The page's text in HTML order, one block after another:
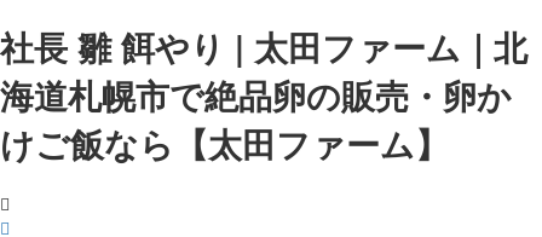
社長 雛 餌やり | 太田ファーム｜北
海道札幌市で絶品卵の販売・卵か
けご飯なら【太田ファーム】